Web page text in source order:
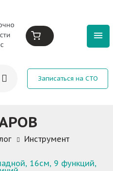
Записаться на СТО
Инструмент
16см, 9 функций,